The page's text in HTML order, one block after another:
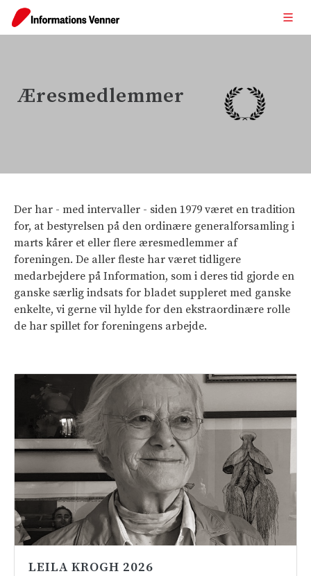
Æresmedlemmer
Der har - med intervaller - siden 1979 været en tradition
for, at bestyrelsen på den ordinære generalforsamling i
marts kårer et eller flere æresmedlemmer af
foreningen. De aller fleste har været tidligere
medarbejdere på Information, som i deres tid gjorde en
ganske særlig indsats for bladet suppleret med ganske
enkelte, vi gerne vil hylde for den ekstraordinære rolle
de har spillet for foreningens arbejde.
LEILA KROGH 2026